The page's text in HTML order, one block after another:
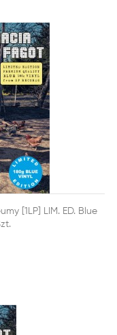
SZYBKI PODGLĄD
[1LP] LIM. ED. Blue